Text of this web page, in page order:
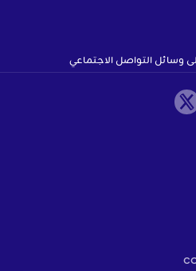
وسائل التواصل الاجتماعي